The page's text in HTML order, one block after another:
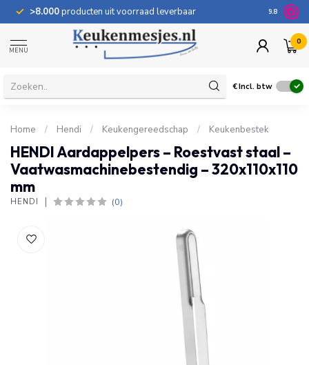
>8.000producten uit voorraad leverbaar 100
9.8
MENU
0
€Incl. btw
Home / Hendi / Keukengereedschap / Keukenbestek
HENDI Aardappelpers – Roestvast staal –
Vaatwasmachinebestendig – 320x110x110
mm
HENDI (0)